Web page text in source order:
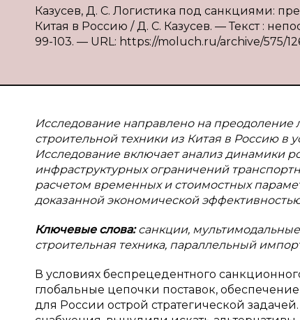
Казусев, Д. С. Логистика под санкциями:
Китая в Россию / Д. С. Казусев. — Текст :
99-103. — URL: https://moluch.ru/archive/575/
Исследование направлено на преодоление
строительной техники из Китая в Россию в
Исследование включает анализ динамики
инфраструктурных ограничений
расчетом временных и стоимостных
доказанной экономической
Ключевые слова:санкции,
строительная техника, параллельный
В условиях беспрецедентного
глобальные цепочки поставок,
для России острой стратегической